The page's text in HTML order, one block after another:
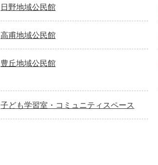
日野地域公民館
高甫地域公民館
豊丘地域公民館
子ども学習室・コミュニティスペース